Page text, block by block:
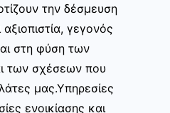
την δέσμευση
γεγονός
στη φύση των
των σχέσεων που
μας.Υπηρεσίες
ενοικίασης και